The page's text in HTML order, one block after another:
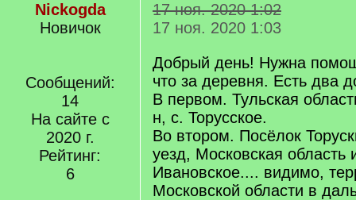
Nickogda
Новичок
Сообщений:
14
На сайте с
2020 г.
Рейтинг:
6
17 ноя. 2020 1:02
17 ноя. 2020 1:03
Добрый день! Нужна
что за деревня. Есть два
В первом. Тульская
н, с. Торусское.
Во втором. Посёлок
уезд, Московская область
Ивановское.... видимо,
Московской области в